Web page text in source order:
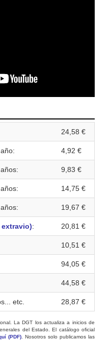
24,58 €
4,92 €
9,83 €
14,75 €
19,67 €
: 20,81 €
10,51 €
94,05 €
44,58 €
etc. 28,87 €
La DGT los actualiza a inicios de
del Estado. El catálogo oficial
(PDF) . Nosotros solo publicamos las